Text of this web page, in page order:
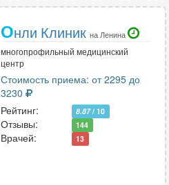
Онли Клиник на Ленина
многопрофильный медицинский
центр
Стоимость приема: от 2295 до
3230
Рейтинг:
8.87/ 10
Отзывы: 144
Врачей: 13